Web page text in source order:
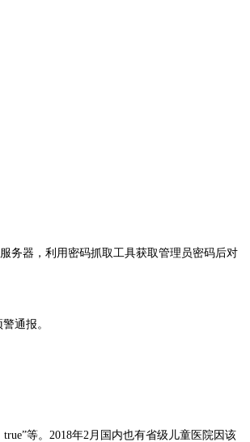
务器，利用密码抓取工具获取管理员密码后对
通报。
等。2018年2月国内也有省级儿童医院因该